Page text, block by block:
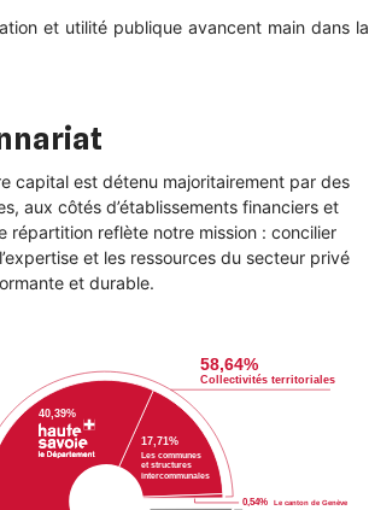
et utilité publique avancent main dans la
capital est détenu majoritairement par des
aux côtés d’établissements financiers et
répartition reflète notre mission : concilier
et les ressources du secteur privé
et durable.